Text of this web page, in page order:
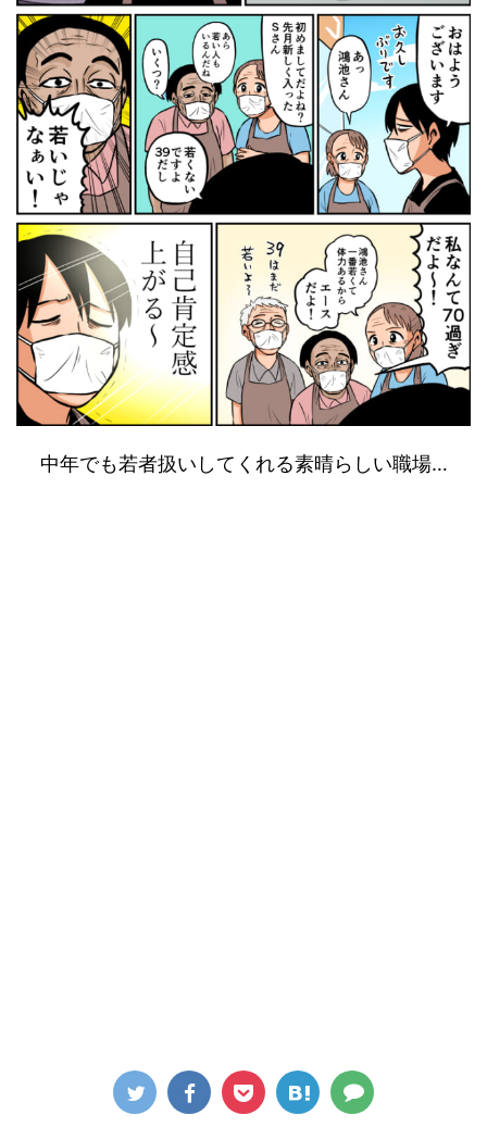
中年でも若者扱いしてくれる素晴らしい職場…